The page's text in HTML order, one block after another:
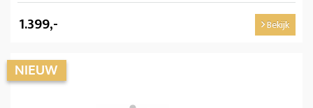
1.399,- Bekijk